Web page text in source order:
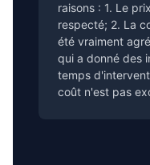
raisons : 1. Le
respecté; 2. La
été vraiment
qui a donné des
temps
coût n'est pas